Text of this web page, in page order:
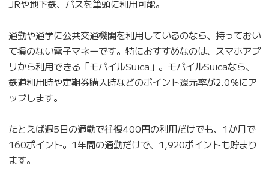
JRや地下鉄、バスを筆頭に利用可能。
通勤や通学に公共交通機関を利用しているのなら、持っておい
て損のない電子マネーです。特におすすめなのは、スマホアプ
リから利用できる「モバイルSuica」。モバイルSuicaなら、
鉄道利用時や定期券購入時などのポイント還元率が2.0％にア
ップします。
たとえば週5日の通勤で往復400円の利用だけでも、1か月で
160ポイント。1年間の通勤だけで、1,920ポイントも貯まり
ます。